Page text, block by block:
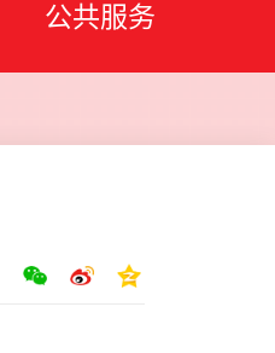
公共服务